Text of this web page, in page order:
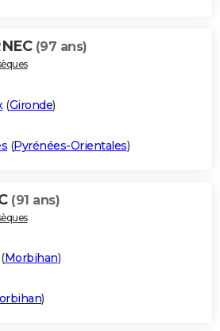
(97 ans)
(Gironde)
(Pyrénées-Orientales)
(91 ans)
(Morbihan)
)